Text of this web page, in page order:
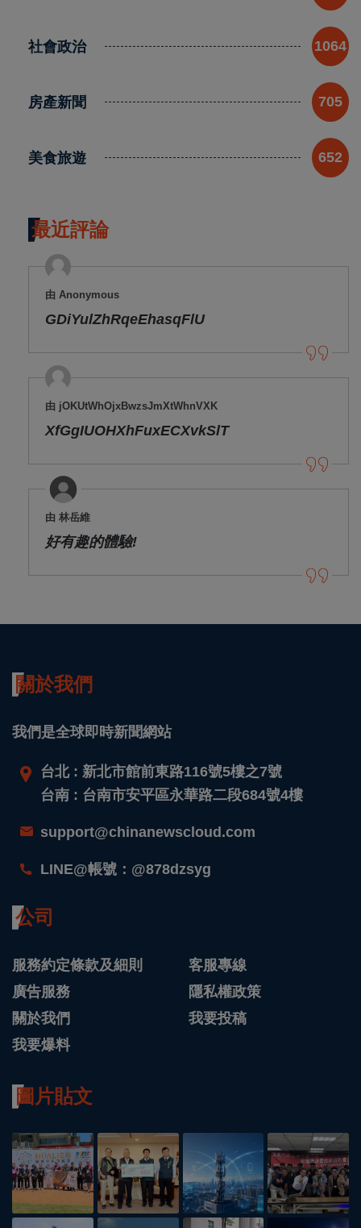
社會政治 1064
房產新聞 705
美食旅遊 652
最近評論
由 Anonymous
GDiYulZhRqeEhasqFlU
由 jOKUtWhOjxBwzsJmXtWhnVXK
XfGgIUOHXhFuxECXvkSlT
由 林岳維
好有趣的體驗!
關於我們
我們是全球即時新聞網站
台北 : 新北市館前東路116號5樓之7號
台南 : 台南市安平區永華路二段684號4樓
support@chinanewscloud.com
LINE@帳號：@878dzsyg
公司
服務約定條款及細則
客服專線
廣告服務
隱私權政策
關於我們
我要投稿
我要爆料
圖片貼文